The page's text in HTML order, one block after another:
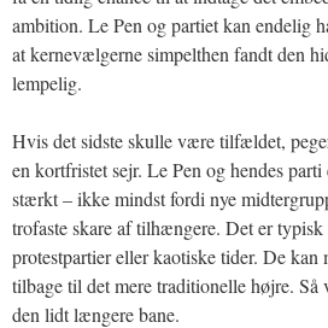
ambition. Le Pen og partiet kan endelig
at kernevælgerne simpelthen fandt den
lempelig.
Hvis det sidste skulle være tilfældet,
en kortfristet sejr. Le Pen og hendes
stærkt – ikke mindst fordi nye
trofaste skare af tilhængere. Det er
protestpartier eller kaotiske tider. De kan
tilbage til det mere traditionelle højre. Så
den lidt længere bane.